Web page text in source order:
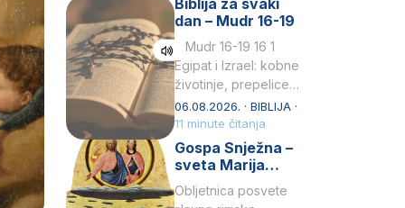
Petar u svojoj
drugoj…
Biblija za svaki
dan – Mudr 16-19
Mudr 16-19 16 1
Egipat i Izrael: kobne
životinje, prepelice
Zato bijahu
primjereno kažnjeni
sličnim životinjamai
mučeni mnoštvom
06.08.2026. · BIBLIJA ·
11 minute čitanja
Gospa Snježna –
sveta Marija
Velika, zaštitnica
rimske bazilike
Obljetnica posvete